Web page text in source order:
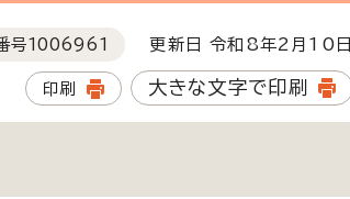
号1006961 更新日 令和8年2月10日
印刷 大きな文字で印刷